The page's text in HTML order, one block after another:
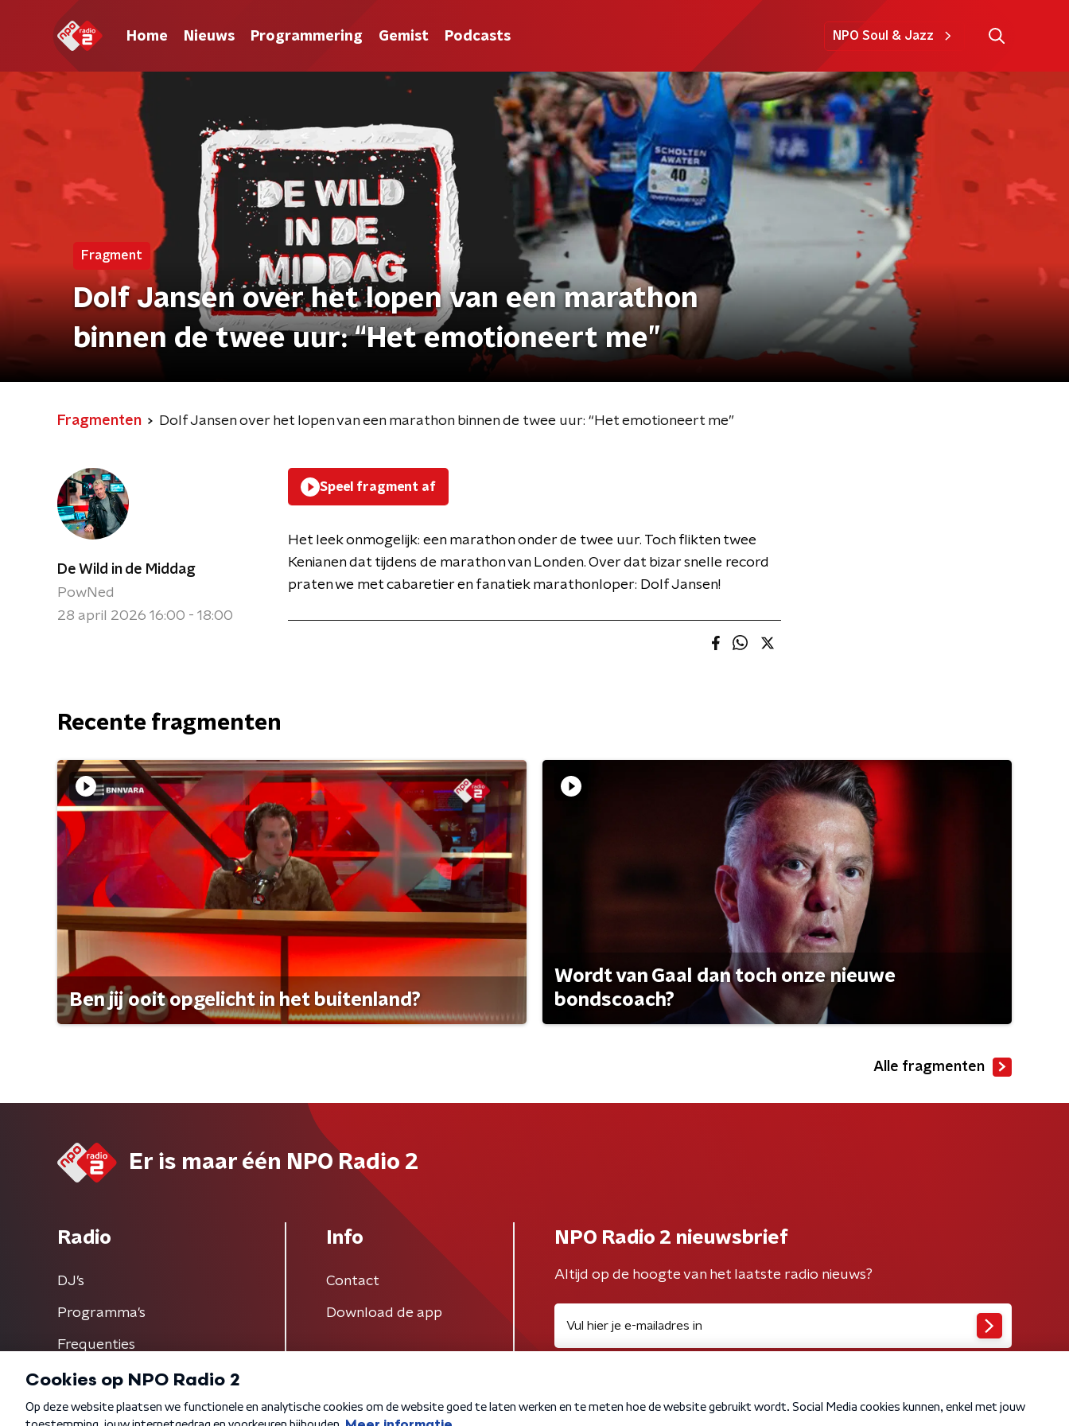
Home Nieuws Programmering Gemist Podcasts NPO Soul & Jazz
Fragment
Dolf Jansen over het lopen van een marathon
binnen de twee uur: “Het emotioneert me”
Fragmenten Dolf Jansen over het lopen van een marathon binnen de twee uur: “Het emotioneert me”
De Wild in de Middag
PowNed
28 april 2026 16:00 - 18:00
Speel fragment af
Het leek onmogelijk: een marathon onder de twee uur. Toch flikten twee
Kenianen dat tijdens de marathon van Londen. Over dat bizar snelle record
praten we met cabaretier en fanatiek marathonloper: Dolf Jansen!
Recente fragmenten
Ben jij ooit opgelicht in het buitenland?
Wordt van Gaal dan toch onze nieuwe
bondscoach?
Alle fragmenten
Er is maar één NPO Radio 2
Radio
DJ’s
Programma's
Frequenties
Info
Contact
Download de app
NPO Radio 2 nieuwsbrief
Altijd op de hoogte van het laatste radio nieuws?